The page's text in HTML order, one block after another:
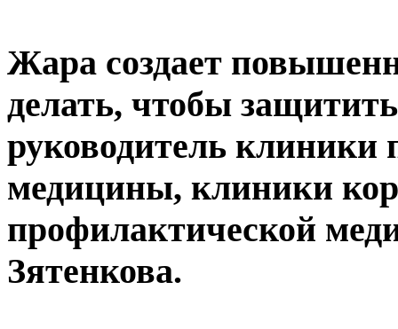
Жара создает
делать, чтобы защитить
руководитель клиники
медицины, клиники
профилактической
Зятенкова.